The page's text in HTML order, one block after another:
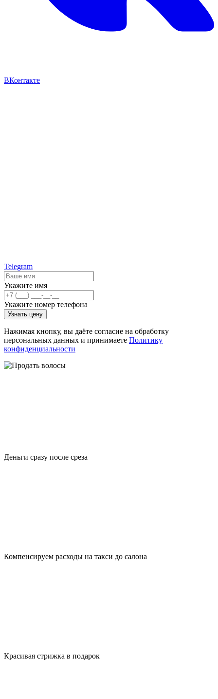
ВКонтакте
Telegram
Укажите имя
Укажите номер телефона
Узнать цену
Нажимая кнопку, вы даёте согласие на обработку
персональных данных и принимаете Политику
конфиденциальности
Деньги сразу после среза
Компенсируем расходы на такси до салона
Красивая стрижка в подарок